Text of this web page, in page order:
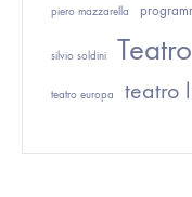
piero mazzarella
silvio soldini Teatro
teatro europa teatro